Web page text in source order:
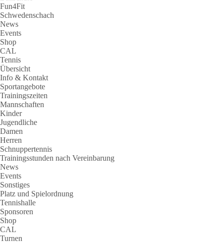
Fun4Fit
Schwedenschach
News
Events
Shop
CAL
Tennis
Übersicht
Info & Kontakt
Sportangebote
Trainingszeiten
Mannschaften
Kinder
Jugendliche
Damen
Herren
Schnuppertennis
Trainingsstunden nach Vereinbarung
News
Events
Sonstiges
Platz und Spielordnung
Tennishalle
Sponsoren
Shop
CAL
Turnen